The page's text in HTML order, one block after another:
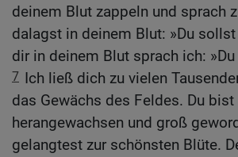
deinem Blut zappeln und sprach
dalagst in deinem Blut: »Du sollst
dir in deinem Blut sprach ich:
7 Ich ließ dich zu vielen
das Gewächs des Feldes. Du bist
herangewachsen und groß
gelangtest zur schönsten Blüte.